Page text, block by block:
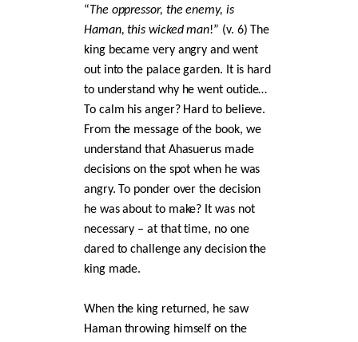
“The oppressor, the enemy, is
Haman, this wicked man!” (v. 6) The
king became very angry and went
out into the palace garden. It is hard
to understand why he went outide…
To calm his anger? Hard to believe.
From the message of the book, we
understand that Ahasuerus made
decisions on the spot when he was
angry. To ponder over the decision
he was about to make? It was not
necessary – at that time, no one
dared to challenge any decision the
king made.
When the king returned, he saw
Haman throwing himself on the